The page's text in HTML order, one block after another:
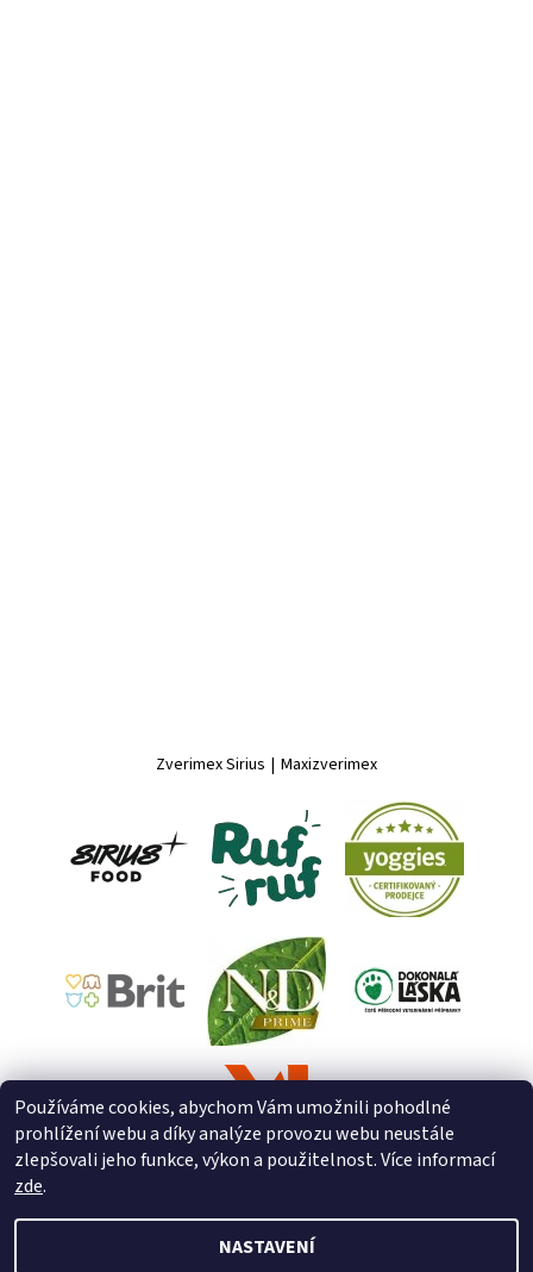
Zverimex Sirius | Maxizverimex
2026 © ZooZverimex, všechna práva vyhrazena
Používáme cookies, abychom Vám umožnili pohodlné
prohlížení webu a díky analýze provozu webu neustále
zlepšovali jeho funkce, výkon a použitelnost. Více informací
zde.
NASTAVENÍ